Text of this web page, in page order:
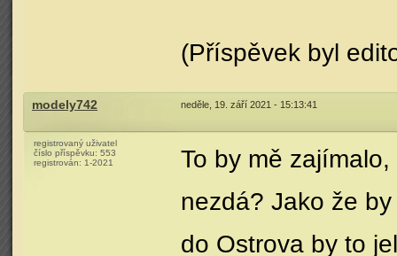
(Příspěvek byl
modely742 neděle, 19. září 2021 - 15:13:41
registrovaný uživatel
číslo příspěvku: 553
registrován: 1-2021
To by mě
nezdá? Jako že
do Ostrova by to